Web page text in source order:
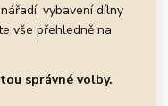
vybavení dílny
vše přehledně na
správné volby.